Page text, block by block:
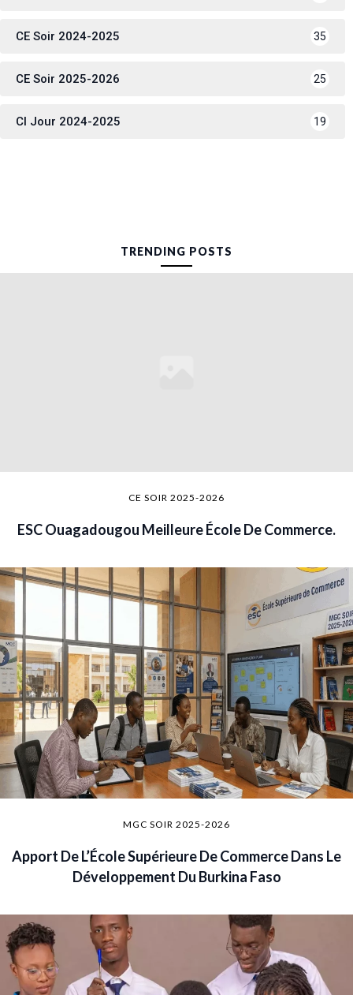
CE Soir 2024-2025 35
CE Soir 2025-2026 25
CI Jour 2024-2025 19
TRENDING POSTS
CE SOIR 2025-2026
ESC Ouagadougou Meilleure École De Commerce.
MGC SOIR 2025-2026
Apport De L’École Supérieure De Commerce Dans Le
Développement Du Burkina Faso